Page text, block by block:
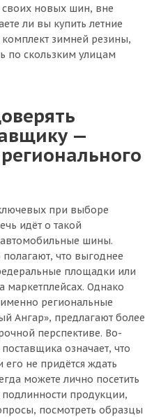
новых шин, вне
ли вы купить летние
зимней резины,
по скользким улицам
—
при выборе
идёт о такой
автомобильные шины.
что выгоднее
площадки или
маркетплейсах. Однако
именно региональные
Ангар», предлагают более
перспективе. Во-
означает, что
его не придётся ждать
можете лично посетить
подлинности продукции,
посмотреть образцы